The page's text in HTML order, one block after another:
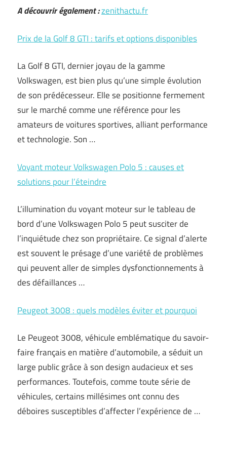
A découvrir également :zenithactu.fr
Prix de la Golf 8 GTI : tarifs et options disponibles
La Golf 8 GTI, dernier joyau de la gamme
Volkswagen, est bien plus qu’une simple évolution
de son prédécesseur. Elle se positionne fermement
sur le marché comme une référence pour les
amateurs de voitures sportives, alliant performance
et technologie. Son …
Voyant moteur Volkswagen Polo 5 : causes et
solutions pour l’éteindre
L’illumination du voyant moteur sur le tableau de
bord d’une Volkswagen Polo 5 peut susciter de
l’inquiétude chez son propriétaire. Ce signal d’alerte
est souvent le présage d’une variété de problèmes
qui peuvent aller de simples dysfonctionnements à
des défaillances …
Peugeot 3008 : quels modèles éviter et pourquoi
Le Peugeot 3008, véhicule emblématique du savoir-
faire français en matière d’automobile, a séduit un
large public grâce à son design audacieux et ses
performances. Toutefois, comme toute série de
véhicules, certains millésimes ont connu des
déboires susceptibles d’affecter l’expérience de …